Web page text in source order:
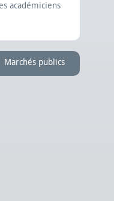
académiciens
Marchés publics